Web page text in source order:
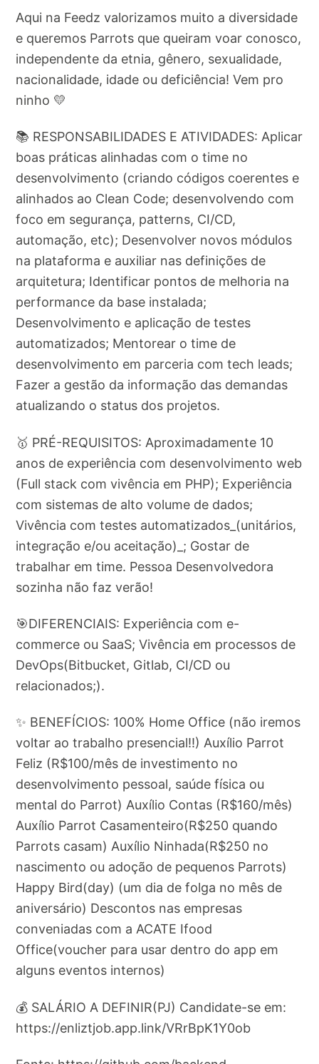
Aqui na Feedz valorizamos muito a diversidade
e queremos Parrots que queiram voar conosco,
independente da etnia, gênero, sexualidade,
nacionalidade, idade ou deficiência! Vem pro
ninho 💛
📚 RESPONSABILIDADES E ATIVIDADES: Aplicar
boas práticas alinhadas com o time no
desenvolvimento (criando códigos coerentes e
alinhados ao Clean Code; desenvolvendo com
foco em segurança, patterns, CI/CD,
automação, etc); Desenvolver novos módulos
na plataforma e auxiliar nas definições de
arquitetura; Identificar pontos de melhoria na
performance da base instalada;
Desenvolvimento e aplicação de testes
automatizados; Mentorear o time de
desenvolvimento em parceria com tech leads;
Fazer a gestão da informação das demandas
atualizando o status dos projetos.
🥇 PRÉ-REQUISITOS: Aproximadamente 10
anos de experiência com desenvolvimento web
(Full stack com vivência em PHP); Experiência
com sistemas de alto volume de dados;
Vivência com testes automatizados_(unitários,
integração e/ou aceitação)_; Gostar de
trabalhar em time. Pessoa Desenvolvedora
sozinha não faz verão!
🎯DIFERENCIAIS: Experiência com e-
commerce ou SaaS; Vivência em processos de
DevOps(Bitbucket, Gitlab, CI/CD ou
relacionados;).
✨ BENEFÍCIOS: 100% Home Office (não iremos
voltar ao trabalho presencial!!) Auxílio Parrot
Feliz (R$100/mês de investimento no
desenvolvimento pessoal, saúde física ou
mental do Parrot) Auxílio Contas (R$160/mês)
Auxílio Parrot Casamenteiro(R$250 quando
Parrots casam) Auxílio Ninhada(R$250 no
nascimento ou adoção de pequenos Parrots)
Happy Bird(day) (um dia de folga no mês de
aniversário) Descontos nas empresas
conveniadas com a ACATE Ifood
Office(voucher para usar dentro do app em
alguns eventos internos)
💰 SALÁRIO A DEFINIR(PJ) Candidate-se em:
https://enliztjob.app.link/VRrBpK1Y0ob